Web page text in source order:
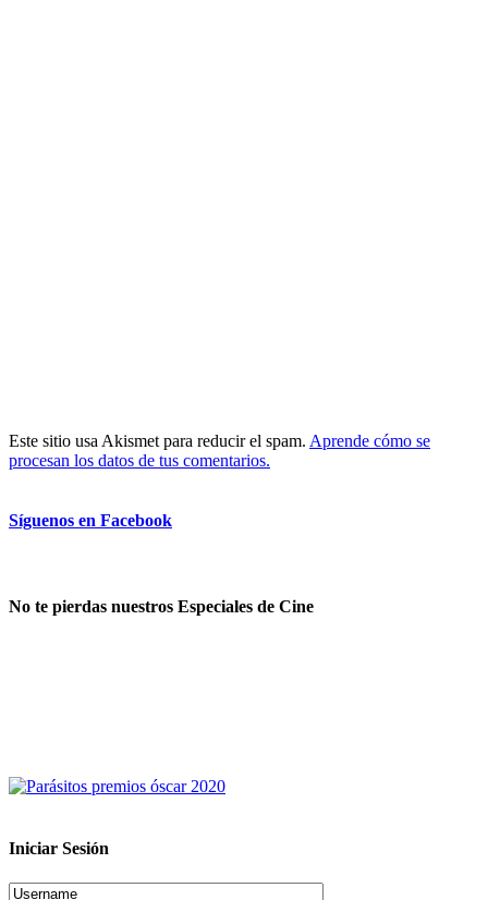
Este sitio usa Akismet para reducir el spam. Aprende cómo se
procesan los datos de tus comentarios.
Síguenos en Facebook
No te pierdas nuestros Especiales de Cine
Iniciar Sesión